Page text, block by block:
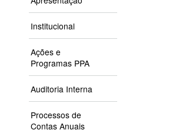
Institucional
Ações e
Programas PPA
Auditoria Interna
Processos de
Contas Anuais